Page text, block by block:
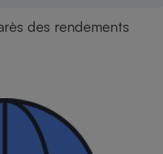
des rendements